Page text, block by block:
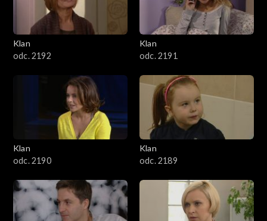
3101–3200
3001–3100
2901–3000
2801–2900
2701–2800
2501–2600
Klan
odc. 2192
Klan
odc. 2191
Klan
odc. 2190
Klan
odc. 2189